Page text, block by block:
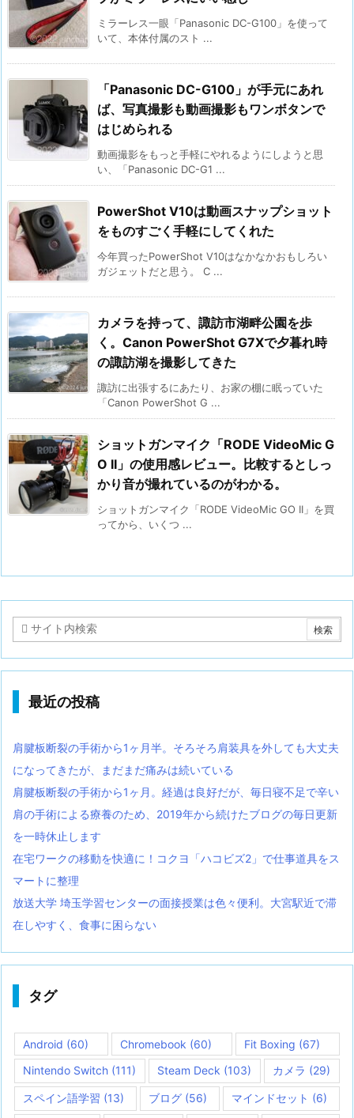
ミラーレス一眼「Panasonic DC-G100」を使って
いて、本体付属のスト ...
「Panasonic DC-G100」が手元にあれ
ば、写真撮影も動画撮影もワンボタンで
はじめられる
動画撮影をもっと手軽にやれるようにしようと思
い、「Panasonic DC-G1 ...
PowerShot V10は動画スナップショット
をものすごく手軽にしてくれた
今年買ったPowerShot V10はなかなかおもしろい
ガジェットだと思う。 C ...
カメラを持って、諏訪市湖畔公園を歩
く。Canon PowerShot G7Xで夕暮れ時
の諏訪湖を撮影してきた
諏訪に出張するにあたり、お家の棚に眠っていた
「Canon PowerShot G ...
ショットガンマイク「RODE VideoMic G
O II」の使用感レビュー。比較するとしっ
かり音が撮れているのがわかる。
ショットガンマイク「RODE VideoMic GO II」を買
ってから、いくつ ...
最近の投稿
肩腱板断裂の手術から1ヶ月半。そろそろ肩装具を外しても大丈夫
になってきたが、まだまだ痛みは続いている
肩腱板断裂の手術から1ヶ月。経過は良好だが、毎日寝不足で辛い
肩の手術による療養のため、2019年から続けたブログの毎日更新
を一時休止します
在宅ワークの移動を快適に！コクヨ「ハコビズ2」で仕事道具をス
マートに整理
放送大学 埼玉学習センターの面接授業は色々便利。大宮駅近で滞
在しやすく、食事に困らない
タグ
Android (60) Chromebook (60) Fit Boxing (67)
Nintendo Switch (111) Steam Deck (103) カメラ (29)
スペイン語学習 (13) ブログ (56) マインドセット (6)